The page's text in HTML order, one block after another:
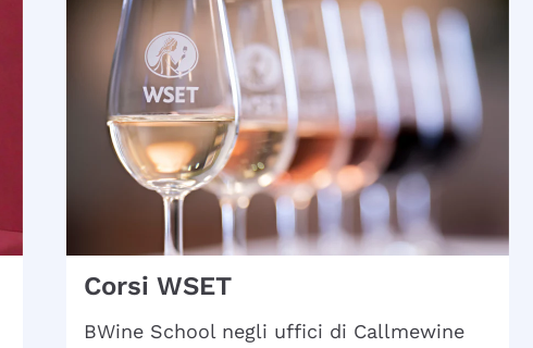
Corsi WSET
BWine School negli uffici di Callmewine